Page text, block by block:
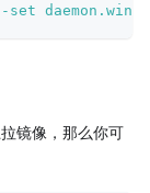
set
镜像，那么你可